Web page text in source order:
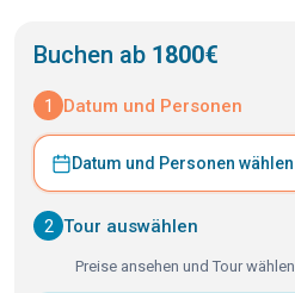
Buchen ab 1800€
1 Datum und Personen
Datum und Personen wählen
2 Tour auswählen
Preise ansehen und Tour wählen